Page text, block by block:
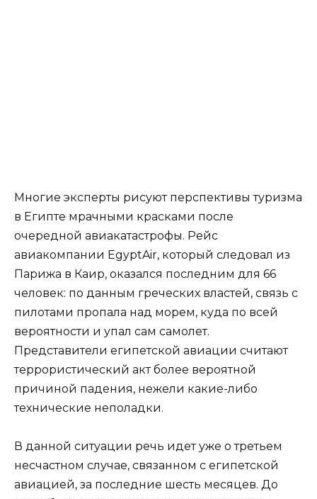
Многие эксперты рисуют перспективы туризма
в Египте мрачными красками после
очередной авиакатастрофы. Рейс
авиакомпании EgyptAir, который следовал из
Парижа в Каир, оказался последним для 66
человек: по данным греческих властей, связь с
пилотами пропала над морем, куда по всей
вероятности и упал сам самолет.
Представители египетской авиации считают
террористический акт более вероятной
причиной падения, нежели какие-либо
технические неполадки.
В данной ситуации речь идет уже о третьем
несчастном случае, связанном с египетской
авиацией, за последние шесть месяцев. До